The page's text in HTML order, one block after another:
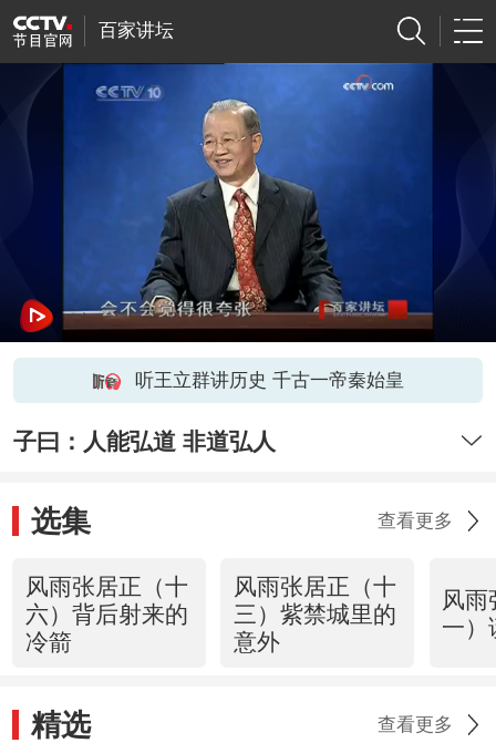
百家讲坛
听王立群讲历史 千古一帝秦始皇
子曰：人能弘道 非道弘人
选集 查看更多
风雨张居正（十
六）背后射来的
冷箭
风雨张居正（十
三）紫禁城里的
意外
风雨
一）
精选 查看更多